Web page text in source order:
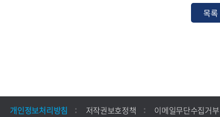
개인정보처리방침 저작권보호정책 이메일무단수집거부